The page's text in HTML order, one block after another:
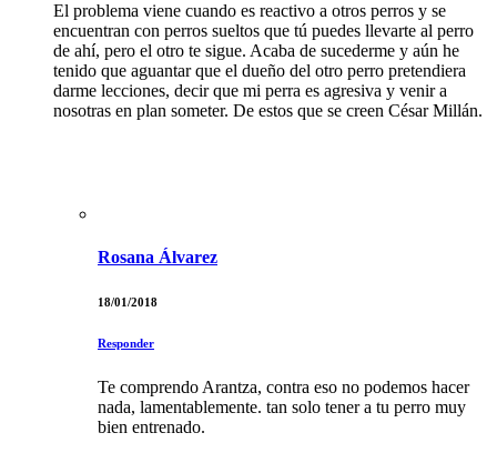
El problema viene cuando es reactivo a otros perros y se
encuentran con perros sueltos que tú puedes llevarte al perro
de ahí, pero el otro te sigue. Acaba de sucederme y aún he
tenido que aguantar que el dueño del otro perro pretendiera
darme lecciones, decir que mi perra es agresiva y venir a
nosotras en plan someter. De estos que se creen César Millán.
Rosana Álvarez
18/01/2018
Responder
Te comprendo Arantza, contra eso no podemos hacer
nada, lamentablemente. tan solo tener a tu perro muy
bien entrenado.